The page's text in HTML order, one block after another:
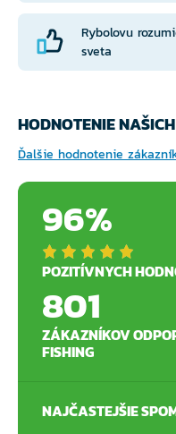
Rybolovu
sveta
HODNOTENIE
Ďalšie hodnotenie
96%
POZITÍVNYCH
801
ZÁKAZNÍKOV
FISHING
NAJČASTEJŠIE